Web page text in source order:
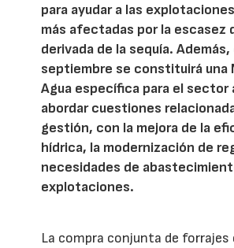
para ayudar a las
más afectadas por la escasez
derivada de la sequía. Además,
septiembre se constituirá una
Agua específica para el sector
abordar cuestiones
gestión, con la mejora de la
hídrica, la modernización de
necesidades de
explotaciones.
La compra conjunta de forrajes